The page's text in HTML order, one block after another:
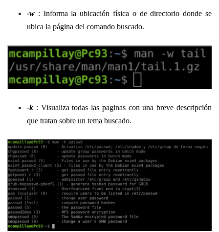
-w : Informa la ubicación física o de directorio donde se
ubica la página del comando buscado.
-k : Visualiza todas las paginas con una breve descripción
que tratan sobre un tema buscado.